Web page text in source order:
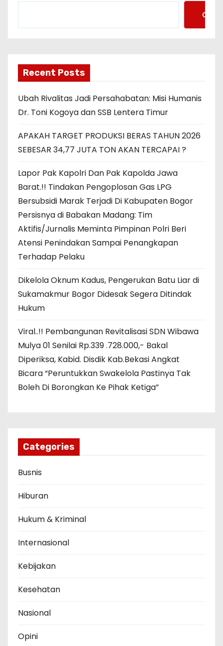
Cari
Recent Posts
Ubah Rivalitas Jadi Persahabatan: Misi Humanis
Dr. Toni Kogoya dan SSB Lentera Timur
APAKAH TARGET PRODUKSI BERAS TAHUN 2026
SEBESAR 34,77 JUTA TON AKAN TERCAPAI ?
Lapor Pak Kapolri Dan Pak Kapolda Jawa
Barat.!! Tindakan Pengoplosan Gas LPG
Bersubsidi Marak Terjadi Di Kabupaten Bogor
Persisnya di Babakan Madang: Tim
Aktifis/Jurnalis Meminta Pimpinan Polri Beri
Atensi Penindakan Sampai Penangkapan
Terhadap Pelaku
Dikelola Oknum Kadus, Pengerukan Batu Liar di
Sukamakmur Bogor Didesak Segera Ditindak
Hukum
Viral..!! Pembangunan Revitalisasi SDN Wibawa
Mulya 01 Senilai Rp.339 .728.000,- Bakal
Diperiksa, Kabid. Disdik Kab.Bekasi Angkat
Bicara “Peruntukkan Swakelola Pastinya Tak
Boleh Di Borongkan Ke Pihak Ketiga”
Categories
Busnis
Hiburan
Hukum & Kriminal
Internasional
Kebijakan
Kesehatan
Nasional
Opini